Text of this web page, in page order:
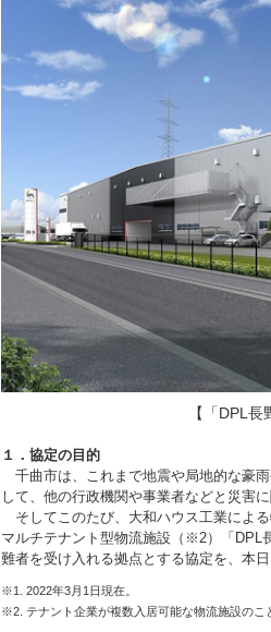
【「DPL
１．協定の目的
千曲市は、これまで地震や局地的な豪
して、他の行政機関や事業者などと災害
そしてこのたび、大和ハウス工業によ
マルチテナント型物流施設（※2）「DPL
難者を受け入れる拠点とする協定を、本
※1. 2022年3月1日現在。
※2. テナント企業が複数入居可能な物流施設のこ